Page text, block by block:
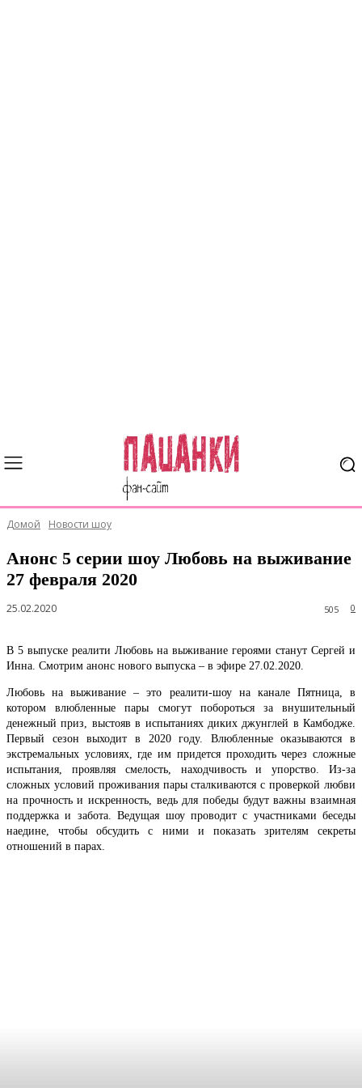
Домой Новости шоу
Анонс 5 серии шоу Любовь на выживание
27 февраля 2020
25.02.2020 0
505
В 5 выпуске реалити Любовь на выживание героями станут Сергей и
Инна. Смотрим анонс нового выпуска – в эфире 27.02.2020.
Любовь на выживание – это реалити-шоу на канале Пятница, в
котором влюбленные пары смогут побороться за внушительный
денежный приз, выстояв в испытаниях диких джунглей в Камбодже.
Первый сезон выходит в 2020 году. Влюбленные оказываются в
экстремальных условиях, где им придется проходить через сложные
испытания, проявляя смелость, находчивость и упорство. Из-за
сложных условий проживания пары сталкиваются с проверкой любви
на прочность и искренность, ведь для победы будут важны взаимная
поддержка и забота. Ведущая шоу проводит с участниками беседы
наедине, чтобы обсудить с ними и показать зрителям секреты
отношений в парах.